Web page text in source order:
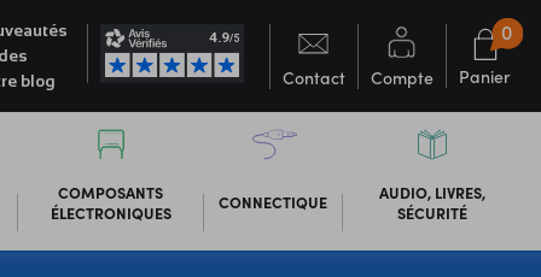
blog
Contact Compte Panier
0
COMPOSANTS
ÉLECTRONIQUES
CONNECTIQUE
AUDIO, LIVRES,
SÉCURITÉ